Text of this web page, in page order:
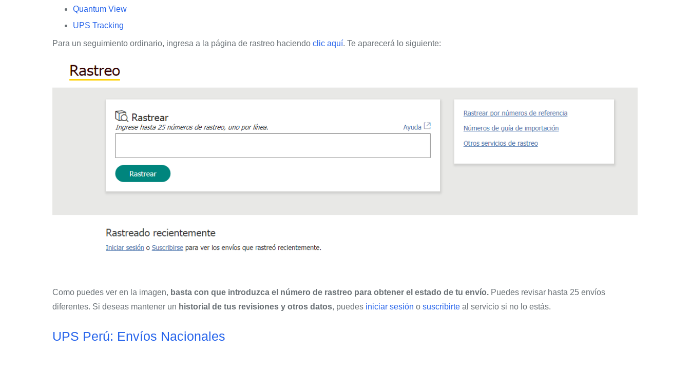
Quantum View
UPS Tracking
Para un seguimiento ordinario, ingresa a la página de rastreo haciendo clic aquí. Te aparecerá lo siguiente:
Como puedes ver en la imagen, basta con que introduzca el número de rastreo para obtener el estado de tu envío. Puedes revisar hasta 25 envíos
diferentes. Si deseas mantener un historial de tus revisiones y otros datos, puedes iniciar sesión o suscribirte al servicio si no lo estás.
UPS Perú: Envíos Nacionales